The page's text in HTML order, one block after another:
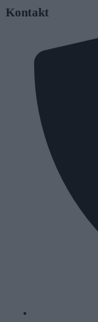
Kontakt